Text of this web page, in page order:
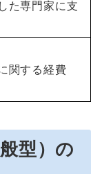
た専門家に支
関する経費
型）の